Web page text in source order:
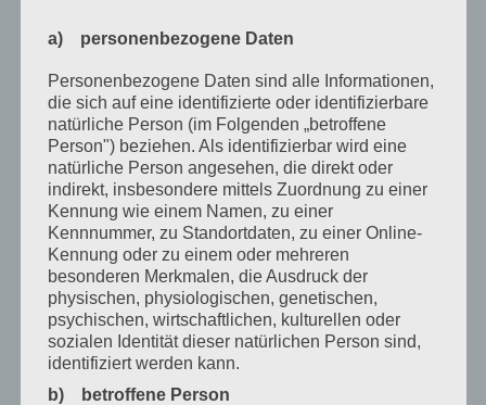
Prüfung
Termine
Veranstaltungen
Vortagsreihe
Vorträge
Archiv
Juni 2026
März 2026
Januar 2026
a) personenbezogene Daten
Personenbezogene Daten sind alle Informationen,
die sich auf eine identifizierte oder identifizierbare
natürliche Person (im Folgenden „betroffene
Person") beziehen. Als identifizierbar wird eine
natürliche Person angesehen, die direkt oder
indirekt, insbesondere mittels Zuordnung zu einer
Kennung wie einem Namen, zu einer
Kennnummer, zu Standortdaten, zu einer Online-
Kennung oder zu einem oder mehreren
besonderen Merkmalen, die Ausdruck der
physischen, physiologischen, genetischen,
psychischen, wirtschaftlichen, kulturellen oder
sozialen Identität dieser natürlichen Person sind,
identifiziert werden kann.
b) betroffene Person